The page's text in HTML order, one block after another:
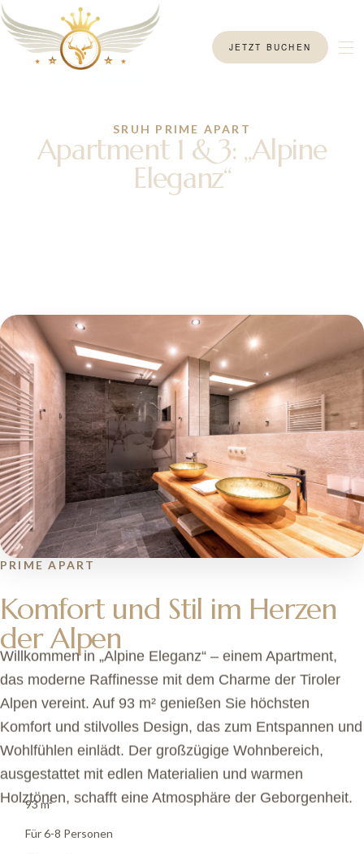
JETZT BUCHEN
SRUH PRIME APART
Apartment 1 & 3: „Alpine
Eleganz“
PRIME APART
Komfort und Stil im Herzen
der Alpen
Willkommen in „Alpine Eleganz“ – einem Apartment,
das moderne Raffinesse mit dem Charme der Tiroler
Alpen vereint. Auf 93 m² genießen Sie höchsten
Komfort und stilvolles Design, das zum Entspannen und
Wohlfühlen einlädt. Der großzügige Wohnbereich,
ausgestattet mit edlen Materialien und warmen
Holztönen, schafft eine Atmosphäre der Geborgenheit.
93 m²
Für 6-8 Personen